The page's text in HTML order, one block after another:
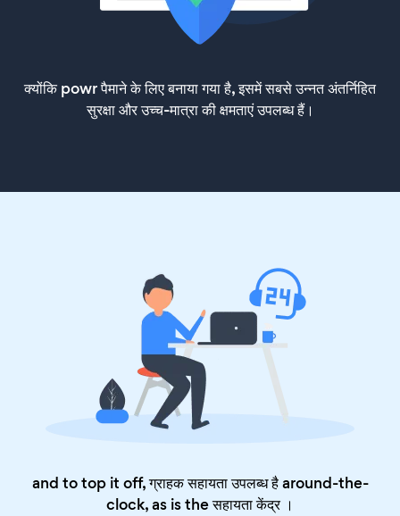
क्योंकि powr पैमाने के लिए बनाया गया है, इसमें सबसे उन्नत अंतर्निहित
सुरक्षा और उच्च-मात्रा की क्षमताएं उपलब्ध हैं।
and to top it off, ग्राहक सहायता उपलब्ध है around-the-
clock, as is theसहायता केंद्र।